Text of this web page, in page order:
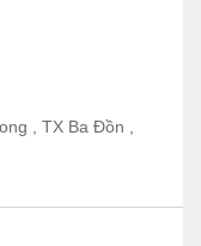
, TX Ba Đồn ,